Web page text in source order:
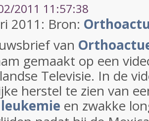
2011 11:57:38
2011: Bron:
van
gemaakt op een
Televisie. In de
herstel te zien van
en zwakke